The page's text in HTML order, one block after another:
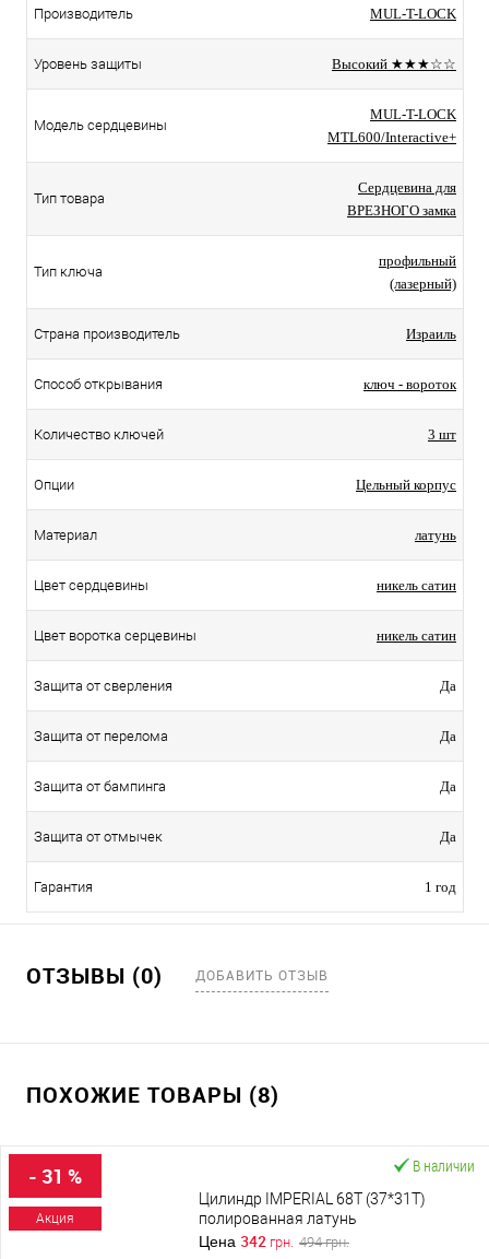
Производитель MUL-T-LOCK
Уровень защиты Высокий ★★★☆☆
Модель сердцевины
MUL-T-LOCK
MTL600/Interactive+
Тип товара
Сердцевина для
ВРЕЗНОГО замка
Тип ключа
профильный
(лазерный)
Страна производитель Израиль
Способ открывания ключ - вороток
Количество ключей 3 шт
Опции Цельный корпус
Материал латунь
Цвет сердцевины никель сатин
Цвет воротка серцевины никель сатин
Защита от сверления Да
Защита от перелома Да
Защита от бампинга Да
Защита от отмычек Да
Гарантия 1 год
ОТЗЫВЫ (0) ДОБАВИТЬ ОТЗЫВ
ПОХОЖИЕ ТОВАРЫ (8)
- 31 %
Акция
В наличии
Цилиндр IMPERIAL 68T (37*31T)
полированная латунь
Цена 342 грн. 494грн.